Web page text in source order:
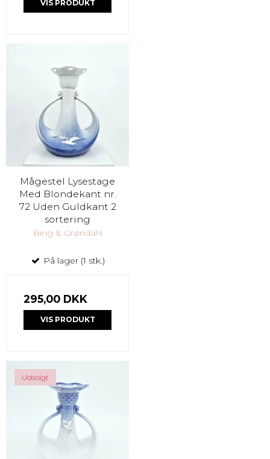
VIS PRODUKT
Mågestel Lysestage
Med Blondekant nr.
72 Uden Guldkant 2
sortering
Bing & Grøndahl
På lager (1 stk.)
295,00 DKK
VIS PRODUKT
Udsolgt